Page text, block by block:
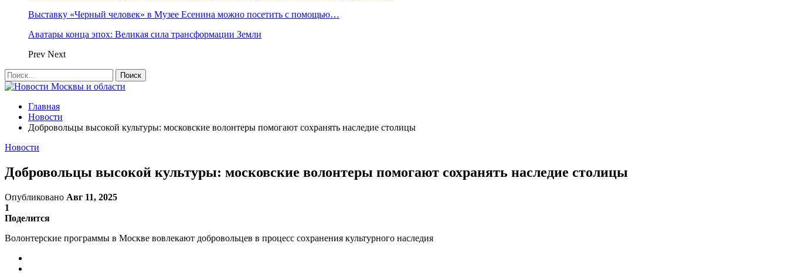
Выставку «Черный человек» в Музее Есенина можно посетить с помощью…
Аватары конца эпох: Великая сила трансформации Земли
Prev Next
Главная
Новости
Добровольцы высокой культуры: московские волонтеры помогают сохранять наследие столицы
Новости
Добровольцы высокой культуры: московские волонтеры помогают сохранять наследие столицы
Опубликовано Авг 11, 2025
1
Поделится
Волонтерские программы в Москве вовлекают добровольцев в процесс сохранения культурного наследия